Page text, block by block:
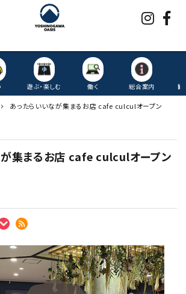
遊ぶ・楽しむ 働く 総合案内 観
あったらいいなが集まるお店 cafe culculオープン
集まるお店 cafe culculオープン